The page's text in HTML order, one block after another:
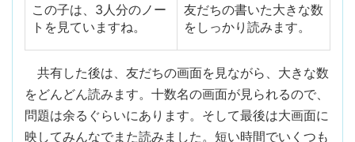
この子は、3人分のノー
トを見ていますね。
友だちの書いた大きな数
をしっかり読みます。
共有した後は、友だちの画面を見ながら、大きな数
をどんどん読みます。十数名の画面が見られるので、
問題は余るぐらいにあります。そして最後は大画面に
映してみんなでまた読みました。短い時間でいくつも